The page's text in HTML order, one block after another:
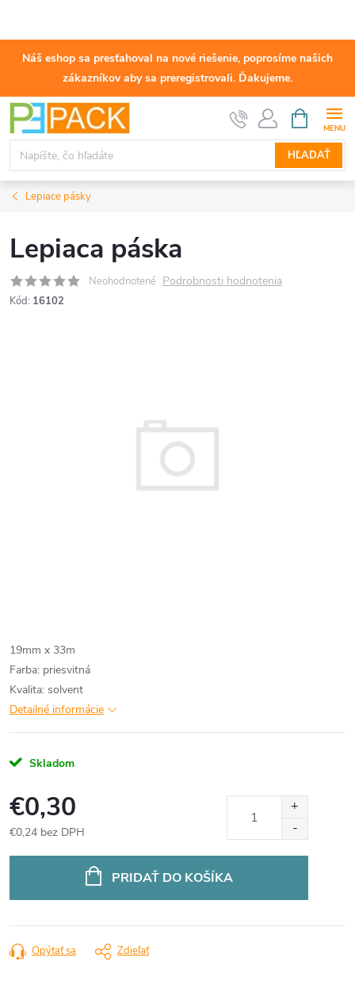
Náš eshop sa presťahoval na nové riešenie, poprosíme našich
zákazníkov aby sa preregistrovali. Ďakujeme.
Prejsť
obsah
HĽADAŤ
KOŠÍK
Lepiace pásky
Lepiaca páska
Neohodnotené Podrobnosti hodnotenia
Kód: 16102
19mm x 33m
Farba: priesvitná
Kvalita: solvent
Detailné informácie
Skladom
€0,30
€0,24 bez DPH
PRIDAŤ DO KOŠÍKA
Opýtať sa Zdieľať